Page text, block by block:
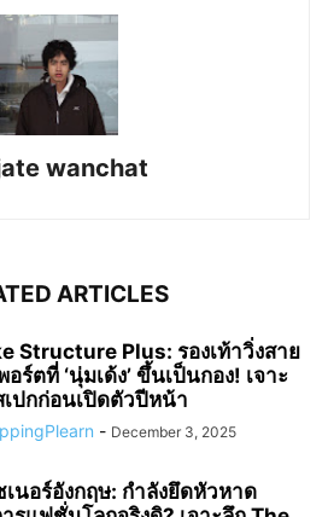
wanchat
ARTICLES
Structure Plus: รองเท้าวิ่งสาย
ร์ตที่ ‘นุ่มเด้ง’ ขึ้นเป็นกอง! เจาะ
เปกก่อนเปิดตัวปีหน้า
- December 3, 2025
เนอร์อังกฤษ: กำลังยึดหัวหาด